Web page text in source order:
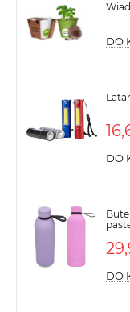
DO
DO
DO